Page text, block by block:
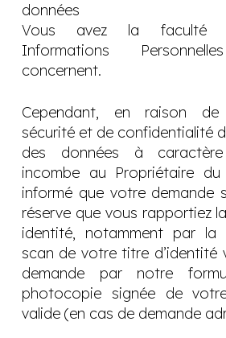
données
Vous avez la faculté
Informations
concernent.
Cependant, en raison de
sécurité et de confidentialité
des données à
incombe au Propriétaire
informé que votre demande
réserve que vous rapportiez
identité, notamment par la
scan de votre titre d’identité
demande par notre
photocopie signée de
valide (en cas de demande